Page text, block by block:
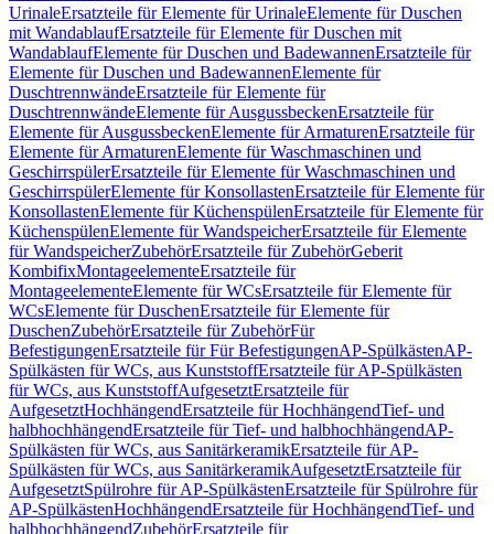
UrinaleErsatzteile für Elemente für UrinaleElemente für Duschen
mit WandablaufErsatzteile für Elemente für Duschen mit
WandablaufElemente für Duschen und BadewannenErsatzteile für
Elemente für Duschen und BadewannenElemente für
DuschtrennwändeErsatzteile für Elemente für
DuschtrennwändeElemente für AusgussbeckenErsatzteile für
Elemente für AusgussbeckenElemente für ArmaturenErsatzteile für
Elemente für ArmaturenElemente für Waschmaschinen und
GeschirrspülerErsatzteile für Elemente für Waschmaschinen und
GeschirrspülerElemente für KonsollastenErsatzteile für Elemente für
KonsollastenElemente für KüchenspülenErsatzteile für Elemente für
KüchenspülenElemente für WandspeicherErsatzteile für Elemente
für WandspeicherZubehörErsatzteile für ZubehörGeberit
KombifixMontageelementeErsatzteile für
MontageelementeElemente für WCsErsatzteile für Elemente für
WCsElemente für DuschenErsatzteile für Elemente für
DuschenZubehörErsatzteile für ZubehörFür
BefestigungenErsatzteile für Für BefestigungenAP-SpülkästenAP-
Spülkästen für WCs, aus KunststoffErsatzteile für AP-Spülkästen
für WCs, aus KunststoffAufgesetztErsatzteile für
AufgesetztHochhängendErsatzteile für HochhängendTief- und
halbhochhängendErsatzteile für Tief- und halbhochhängendAP-
Spülkästen für WCs, aus SanitärkeramikErsatzteile für AP-
Spülkästen für WCs, aus SanitärkeramikAufgesetztErsatzteile für
AufgesetztSpülrohre für AP-SpülkästenErsatzteile für Spülrohre für
AP-SpülkästenHochhängendErsatzteile für HochhängendTief- und
halbhochhängendZubehörErsatzteile für